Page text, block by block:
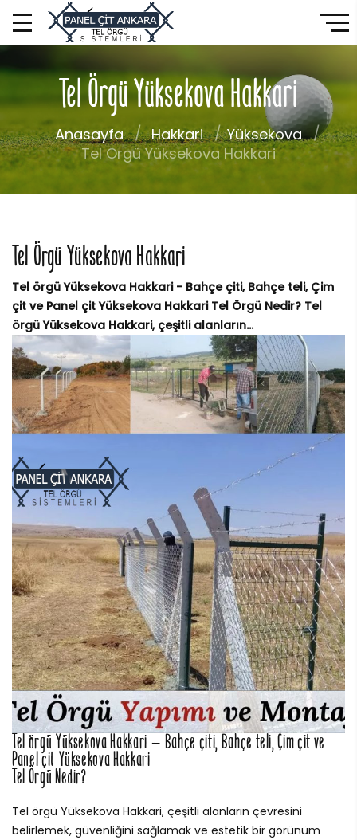
Tel Örgü Yüksekova Hakkari
Anasayfa Hakkari
Yüksekova
Tel Örgü Yüksekova Hakkari
Tel Örgü Yüksekova Hakkari
Tel örgü Yüksekova Hakkari - Bahçe çiti, Bahçe teli, Çim
çit ve Panel çit Yüksekova Hakkari Tel Örgü Nedir? Tel
örgü Yüksekova Hakkari, çeşitli alanların...
Tel örgü Yüksekova Hakkari – Bahçe çiti, Bahçe teli, Çim çit ve
Panel çit Yüksekova Hakkari
Tel Örgü Nedir?
Tel örgü Yüksekova Hakkari, çeşitli alanların çevresini
belirlemek, güvenliğini sağlamak ve estetik bir görünüm